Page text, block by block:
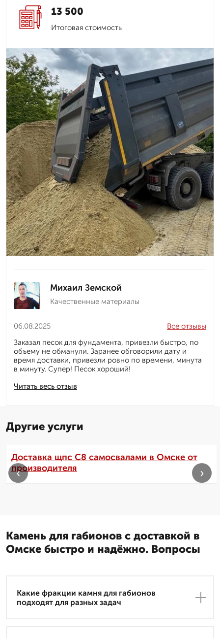
13 500
Итоговая стоимость
Михаил Земской
Качественные материалы
06.08.2025
Читать весь отзыв
Все отзывы
Заказал песок для фундамента, привезли быстро, по
объему не обманули. Заранее обговорили дату и
время доставки, привезли ровно по времени, минута
в минуту. Супер! Песок хороший!
Другие услуги
Доставка щпс С8 самосвалами в Омске от
производителя
‹ ›
Камень для габионов с доставкой в
Омске быстро и надёжно. Вопросы
Какие фракции камня для габионов
подходят для разных задач